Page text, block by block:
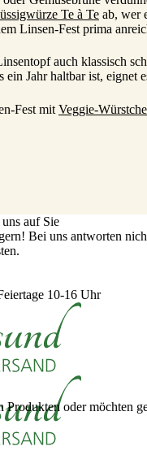
Te à Te ab, wer
Linsen-Fest prima
auch klassisch
ein Jahr haltbar ist,
Fest mit Veggie-
auf Sie
Bei uns antworten
10-16 Uhr
Produkten oder möchten